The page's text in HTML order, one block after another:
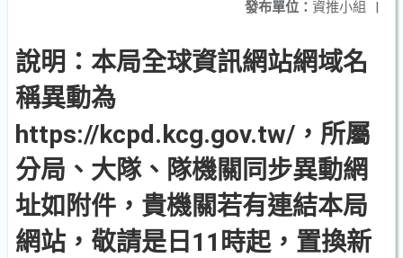
發布單位： 資推小組 |
說明：本局全球資訊網站網域名
稱異動為
https://kcpd.kcg.gov.tw/，所屬
分局、大隊、隊機關同步異動網
址如附件，貴機關若有連結本局
網站，敬請是日11時起，置換新